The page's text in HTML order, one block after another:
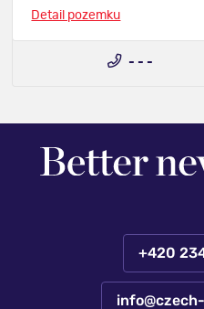
Detail pozemku
- - -
+420